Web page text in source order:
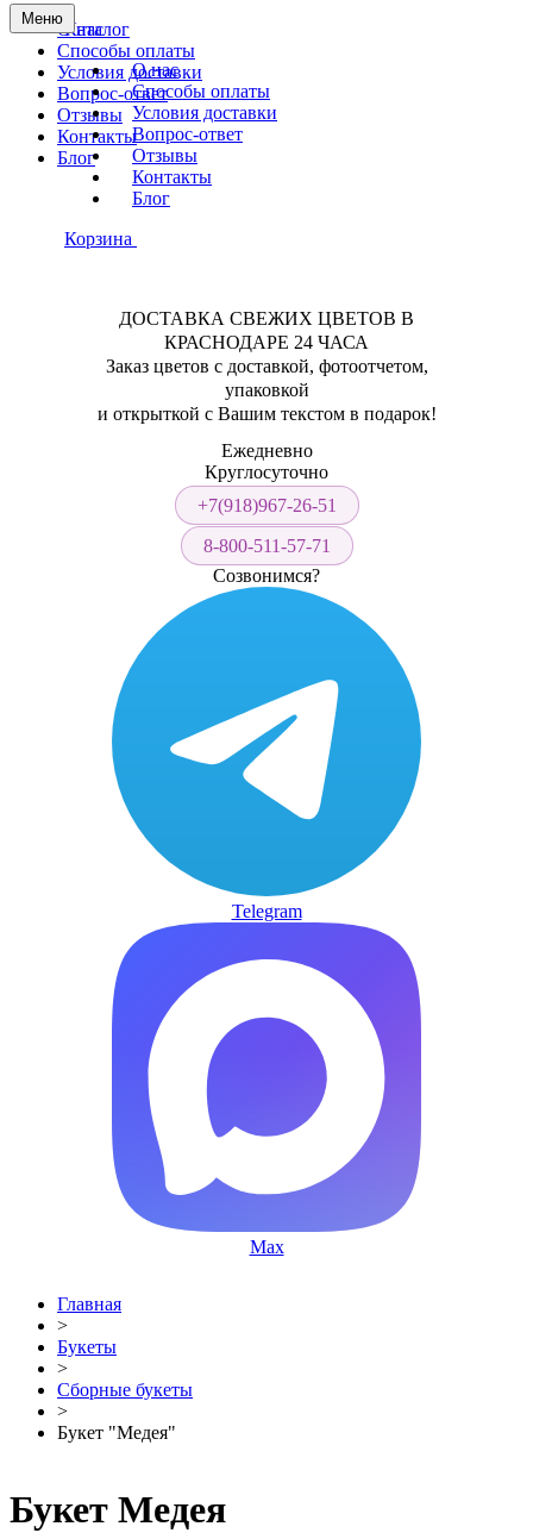
Меню
О нас
Способы оплаты
Условия доставки
Вопрос-ответ
Отзывы
Контакты
Блог
Каталог
О нас
Способы оплаты
Условия доставки
Вопрос-ответ
Отзывы
Контакты
Блог
Корзина
ДОСТАВКА СВЕЖИХ ЦВЕТОВ В
КРАСНОДАРЕ 24 ЧАСА
Заказ цветов с доставкой, фотоотчетом,
упаковкой
и открыткой с Вашим текстом в подарок!
Ежедневно
Круглосуточно
+7(918)967-26-51
8-800-511-57-71
Созвонимся?
Telegram
Max
Главная
>
Букеты
>
Сборные букеты
>
Букет "Медея"
Букет Медея